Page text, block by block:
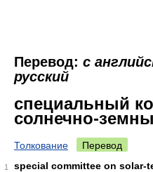
Перевод: с
русский
специальный
солнечно-
Толкование Перевод
1
special committee on solar-